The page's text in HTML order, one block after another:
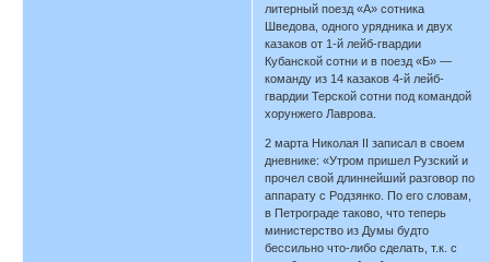
литерный поезд «А» сотника
Шведова, одного урядника и двух
казаков от 1-й лейб-гвардии
Кубанской сотни и в поезд «Б» —
команду из 14 казаков 4-й лейб-
гвардии Терской сотни под командой
хорунжего Лаврова.
2 марта Николая II записал в своем
дневнике: «Утром пришел Рузский и
прочел свой длиннейший разговор по
аппарату с Родзянко. По его словам,
в Петрограде таково, что теперь
министерство из Думы будто
бессильно что-либо сделать, т.к. с